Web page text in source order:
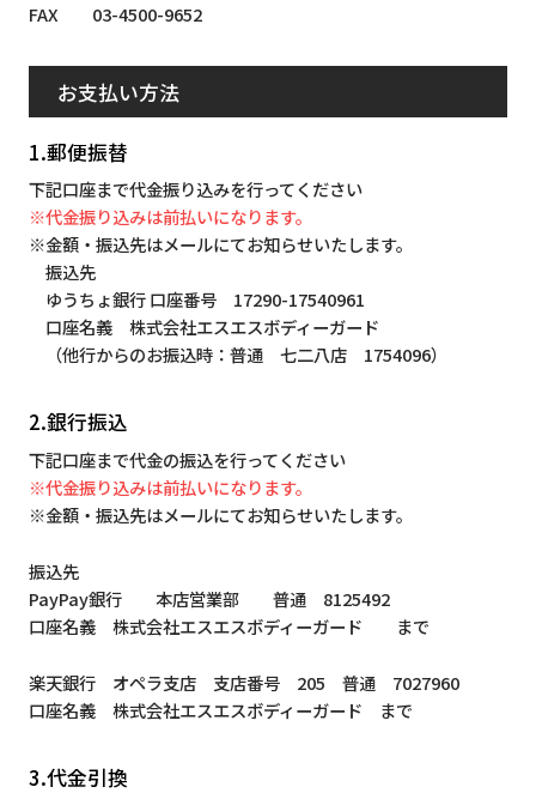
FAX 03-4500-9652
お支払い方法
1.郵便振替
下記口座まで代金振り込みを行ってください
※代金振り込みは前払いになります。
※金額・振込先はメールにてお知らせいたします。
振込先
ゆうちょ銀行 口座番号 17290-17540961
口座名義 株式会社エスエスボディーガード
（他行からのお振込時：普通 七二八店 1754096）
2.銀行振込
下記口座まで代金の振込を行ってください
※代金振り込みは前払いになります。
※金額・振込先はメールにてお知らせいたします。
振込先
PayPay銀行 本店営業部 普通 8125492
口座名義 株式会社エスエスボディーガード まで
楽天銀行 オペラ支店 支店番号 205 普通 7027960
口座名義 株式会社エスエスボディーガード まで
3.代金引換